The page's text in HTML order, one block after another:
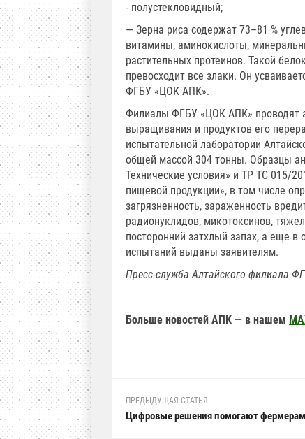
- полустекловидный;
— Зерна риса содержат 73–81 %
витамины, аминокислоты,
растительных протеинов. Такой
превосходит все злаки. Он
ФГБУ «ЦОК АПК».
Филиалы ФГБУ «ЦОК АПК» проводят
выращивания и продуктов его
испытательной лаборатории
общей массой 304 тонны. Образцы
Технические условия» и ТР ТС 015/
пищевой продукции», в том числе
загрязненность, зараженность
радионуклидов, микотоксинов,
посторонний затхлый запах, а еще
испытаний выданы заявителям.
Пресс-службаАлтайского филиала
Больше новостей АПК — в нашем
ПРЕДЫДУЩАЯ СТАТЬЯ
Цифровые решения помогают фермерам